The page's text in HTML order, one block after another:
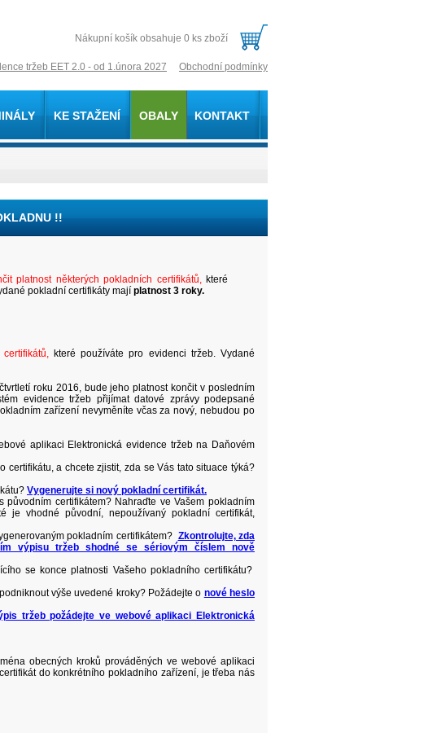
Nákupní košík obsahuje 0 ks zboží
Obchodní podmínky
tržeb EET 2.0 - od 1.února 2027
KE STAŽENÍ OBALY KONTAKT
!!
platnost některých pokladních certifikátů,které
pokladní certifikáty mají platnost 3 roky.
které používáte pro evidenci tržeb. Vydané
roku 2016, bude jeho platnost končit v posledním
evidence tržeb přijímat datové zprávy podepsané
zařízení nevyměníte včas za nový, nebudou po
aplikaci Elektronická evidence tržeb na Daňovém
a chcete zjistit, zda se Vás tato situace týká?
Vygenerujte si nový pokladní certifikát.
certifikátem? Nahraďte ve Vašem pokladním
je vhodné původní, nepoužívaný pokladní certifikát,
pokladním certifikátem? Zkontrolujte, zda
výpisu tržeb shodné se sériovým číslem nově
se konce platnosti Vašeho pokladního certifikátu?
výše uvedené kroky? Požádejte o nové heslo
tržeb požádejte ve webové aplikaci Elektronická
obecných kroků prováděných ve webové aplikaci
do konkrétního pokladního zařízení, je třeba nás